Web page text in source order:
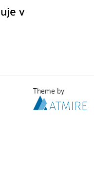
v
Theme by